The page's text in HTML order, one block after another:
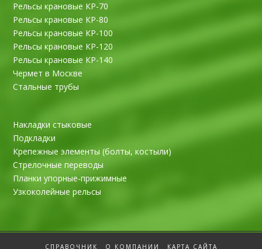
Рельсы крановые КР-70
Рельсы крановые КР-80
Рельсы крановые КР-100
Рельсы крановые КР-120
Рельсы крановые КР-140
Чермет в Москве
Стальные трубы
Накладки стыковые
Подкладки
Крепежные элементы (болты, костыли)
Стрелочные переводы
Планки упорные-прижимные
Узкоколейные рельсы
СПРАВОЧНИК О КОМПАНИИ КАРТА САЙТА